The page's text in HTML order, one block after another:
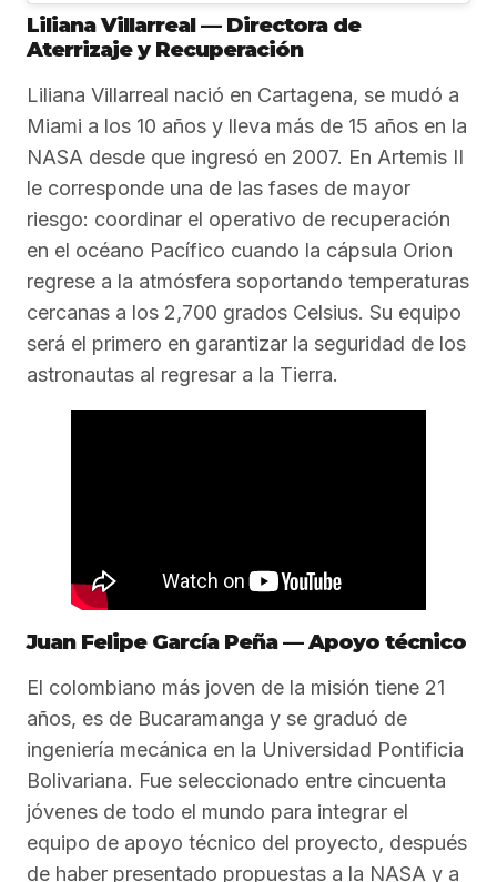
Liliana Villarreal — Directora de
Aterrizaje y Recuperación
Liliana Villarreal nació en Cartagena, se mudó a
Miami a los 10 años y lleva más de 15 años en la
NASA desde que ingresó en 2007. En Artemis II
le corresponde una de las fases de mayor
riesgo: coordinar el operativo de recuperación
en el océano Pacífico cuando la cápsula Orion
regrese a la atmósfera soportando temperaturas
cercanas a los 2,700 grados Celsius. Su equipo
será el primero en garantizar la seguridad de los
astronautas al regresar a la Tierra.
Juan Felipe García Peña — Apoyo técnico
El colombiano más joven de la misión tiene 21
años, es de Bucaramanga y se graduó de
ingeniería mecánica en la Universidad Pontificia
Bolivariana. Fue seleccionado entre cincuenta
jóvenes de todo el mundo para integrar el
equipo de apoyo técnico del proyecto, después
de haber presentado propuestas a la NASA y a